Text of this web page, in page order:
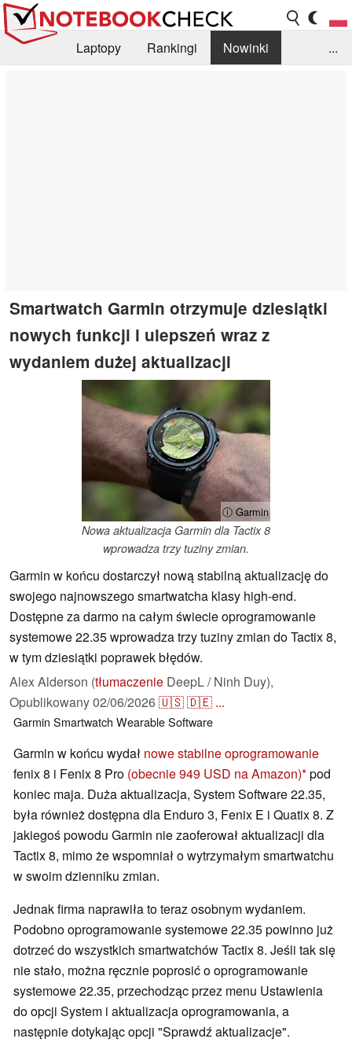
Laptopy Rankingi
Nowinki
...
Smartwatch Garmin otrzymuje dziesiątki
nowych funkcji i ulepszeń wraz z
wydaniem dużej aktualizacji
ⓘ Garmin
Nowa aktualizacja Garmin dla Tactix 8
wprowadza trzy tuziny zmian.
Garmin w końcu dostarczył nową stabilną aktualizację do
swojego najnowszego smartwatcha klasy high-end.
Dostępne za darmo na całym świecie oprogramowanie
systemowe 22.35 wprowadza trzy tuziny zmian do Tactix 8,
w tym dziesiątki poprawek błędów.
Alex Alderson (tłumaczenie DeepL / Ninh Duy),
Opublikowany02/06/2026🇺🇸🇩🇪 ...
Garmin Smartwatch WearableSoftware
Garmin w końcu wydał nowe stabilne oprogramowanie
fenix 8 i Fenix 8 Pro (obecnie 949 USD na Amazon) pod
koniec maja. Duża aktualizacja, System Software 22.35,
była również dostępna dla Enduro 3, Fenix E i Quatix 8. Z
jakiegoś powodu Garmin nie zaoferował aktualizacji dla
Tactix 8, mimo że wspomniał o wytrzymałym smartwatchu
w swoim dzienniku zmian.
Jednak firma naprawiła to teraz osobnym wydaniem.
Podobno oprogramowanie systemowe 22.35 powinno już
dotrzeć do wszystkich smartwatchów Tactix 8. Jeśli tak się
nie stało, można ręcznie poprosić o oprogramowanie
systemowe 22.35, przechodząc przez menu Ustawienia
do opcji System i aktualizacja oprogramowania, a
następnie dotykając opcji "Sprawdź aktualizacje".